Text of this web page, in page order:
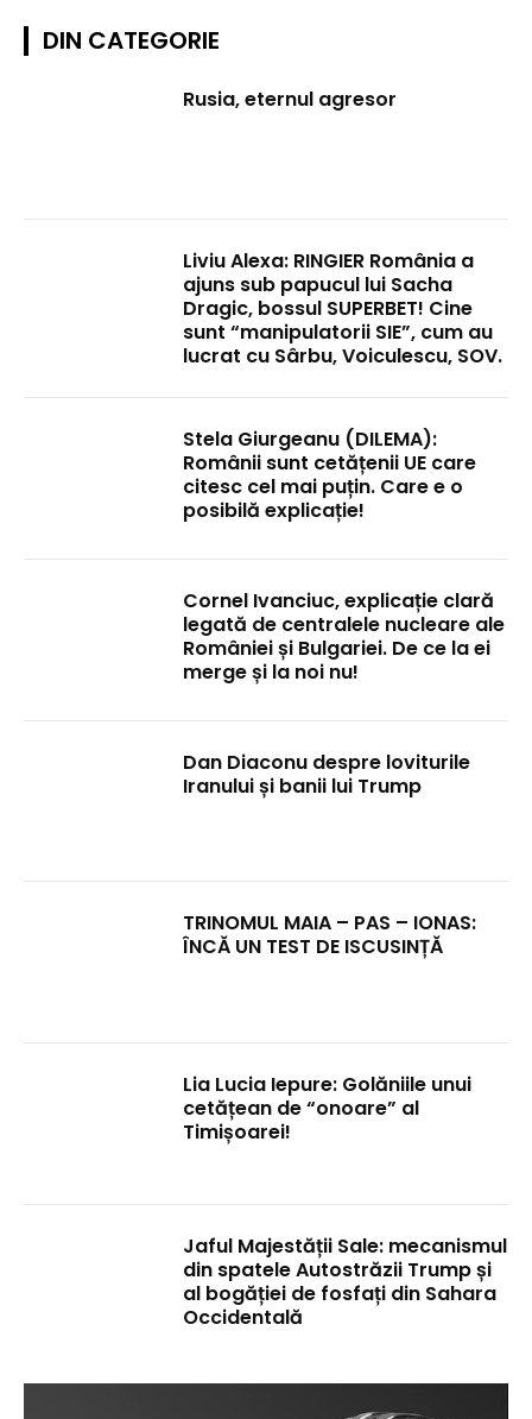
DIN CATEGORIE
Rusia, eternul agresor
Liviu Alexa: RINGIER România a
ajuns sub papucul lui Sacha
Dragic, bossul SUPERBET! Cine
sunt “manipulatorii SIE”, cum au
lucrat cu Sârbu, Voiculescu, SOV.
Stela Giurgeanu (DILEMA):
Românii sunt cetățenii UE care
citesc cel mai puțin. Care e o
posibilă explicație!
Cornel Ivanciuc, explicație clară
legată de centralele nucleare ale
României și Bulgariei. De ce la ei
merge și la noi nu!
Dan Diaconu despre loviturile
Iranului și banii lui Trump
TRINOMUL MAIA – PAS – IONAS:
ÎNCĂ UN TEST DE ISCUSINȚĂ
Lia Lucia Iepure: Golăniile unui
cetățean de “onoare” al
Timișoarei!
Jaful Majestății Sale: mecanismul
din spatele Autostrăzii Trump și
al bogăției de fosfați din Sahara
Occidentală